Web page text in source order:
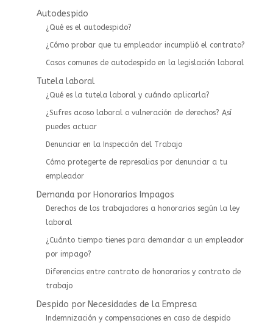
Autodespido
¿Qué es el autodespido?
¿Cómo probar que tu empleador incumplió el contrato?
Casos comunes de autodespido en la legislación laboral
Tutela laboral
¿Qué es la tutela laboral y cuándo aplicarla?
¿Sufres acoso laboral o vulneración de derechos? Así
puedes actuar
⁠Denunciar en la Inspección del Trabajo
Cómo protegerte de represalias por denunciar a tu
empleador
Demanda por Honorarios Impagos
Derechos de los trabajadores a honorarios según la ley
laboral
¿Cuánto tiempo tienes para demandar a un empleador
por impago?
Diferencias entre contrato de honorarios y contrato de
trabajo
Despido por Necesidades de la Empresa
Indemnización y compensaciones en caso de despido